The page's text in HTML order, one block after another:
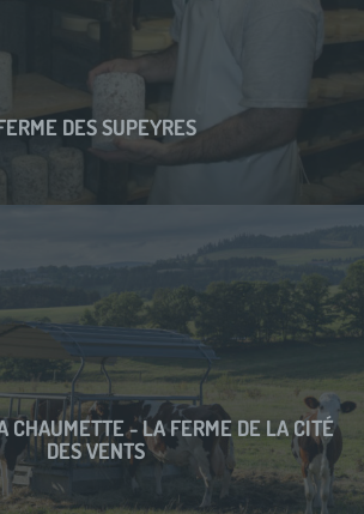
DES SUPEYRES
CHAUMETTE - LA FERME DE LA CITÉ
DES VENTS